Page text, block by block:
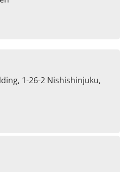
1-26-2 Nishishinjuku,